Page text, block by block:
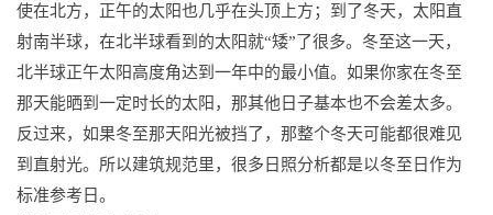
使在北方，正午的太阳也几乎在头顶上方；到了冬天，太阳直
射南半球，在北半球看到的太阳就“矮”了很多。冬至这一天，
北半球正午太阳高度角达到一年中的最小值。如果你家在冬至
那天能晒到一定时长的太阳，那其他日子基本也不会差太多。
反过来，如果冬至那天阳光被挡了，那整个冬天可能都很难见
到直射光。所以建筑规范里，很多日照分析都是以冬至日作为
标准参考日。